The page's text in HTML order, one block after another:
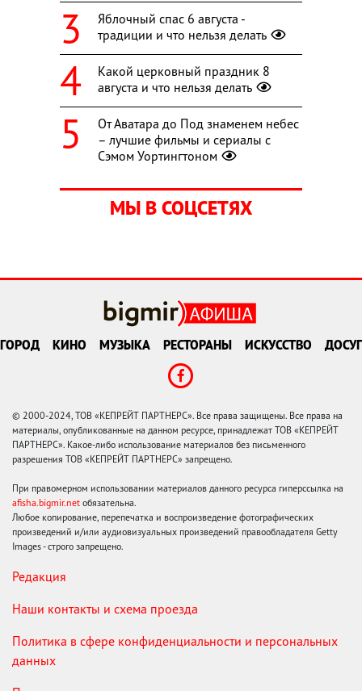
Яблочный спас 6 августа -
традиции и что нельзя делать
Какой церковный праздник 8
августа и что нельзя делать
От Аватара до Под знаменем небес
– лучшие фильмы и сериалы с
Сэмом Уортингтоном
МЫ В СОЦСЕТЯХ
ГОРОД КИНО МУЗЫКА РЕСТОРАНЫ ИСКУССТВО ДОСУГ
© 2000-2024, ТОВ «КЕПРЕЙТ ПАРТНЕРС». Все права защищены. Все права на
материалы, опубликованные на данном ресурсе, принадлежат ТОВ «КЕПРЕЙТ
ПАРТНЕРС». Какое-либо использование материалов без письменного
разрешения ТОВ «КЕПРЕЙТ ПАРТНЕРС» запрещено.
При правомерном использовании материалов данного ресурса гиперссылка на
afisha.bigmir.net обязательна.
Любое копирование, перепечатка и воспроизведение фотографических
произведений и/или аудиовизуальных произведений правообладателя Getty
Images - строго запрещено.
Редакция
Наши контакты и схема проезда
Политика в сфере конфиденциальности и персональных
данных